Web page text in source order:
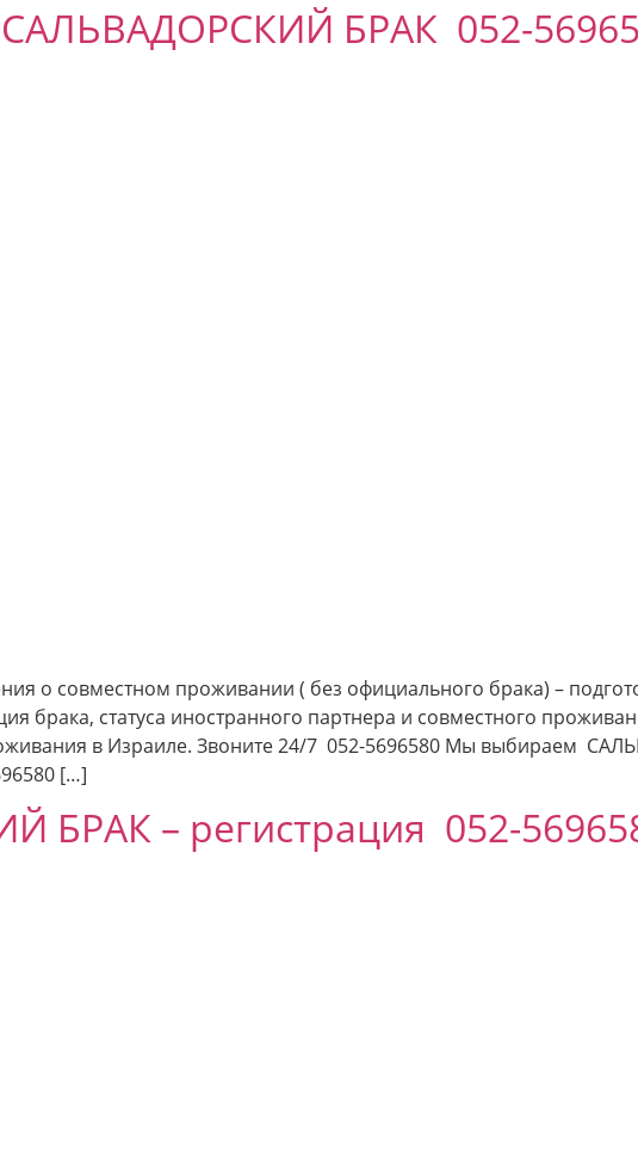
БРАК 052-
о совместном проживании ( без официального брака) –
брака, статуса иностранного партнера и совместного
в Израиле. Звоните 24/7 052-5696580 Мы выбираем
[…]
БРАК – регистрация 052-